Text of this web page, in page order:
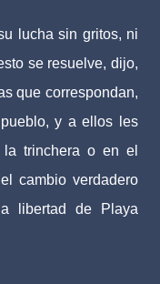
lucha sin gritos, ni
se resuelve, dijo,
que correspondan,
y a ellos les
trinchera o en el
cambio verdadero
libertad de Playa